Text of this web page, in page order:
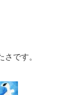
です。